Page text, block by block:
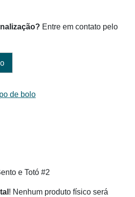
Entre em contato pelo
de bolo
e Totó #2
! Nenhum produto físico será